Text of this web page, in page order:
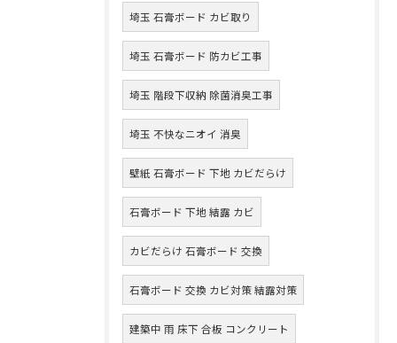
埼玉 石膏ボード カビ取り
埼玉 石膏ボード 防カビ工事
埼玉 階段下収納 除菌消臭工事
埼玉 不快なニオイ 消臭
壁紙 石膏ボード 下地 カビだらけ
石膏ボード 下地 結露 カビ
カビだらけ 石膏ボード 交換
石膏ボード 交換 カビ対策 結露対策
建築中 雨 床下 合板 コンクリート